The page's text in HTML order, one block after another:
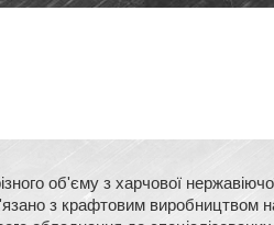
об'єму з харчової
з крафтовим